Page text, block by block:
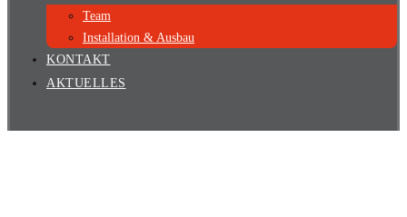
Team
Installation & Ausbau
KONTAKT
AKTUELLES